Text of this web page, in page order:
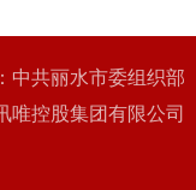
中共丽水市委组织
唯控股集团有限公